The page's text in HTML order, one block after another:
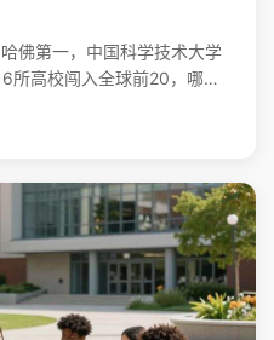
佛第一，中国科学技术大学
所高校闯入全球前20，哪些